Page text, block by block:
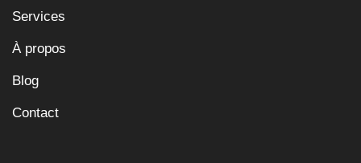
Services
À propos
Blog
Contact